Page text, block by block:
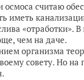
осмоса считаю
иметь
«отработки».
чем на даче.
организма
совету. Но на